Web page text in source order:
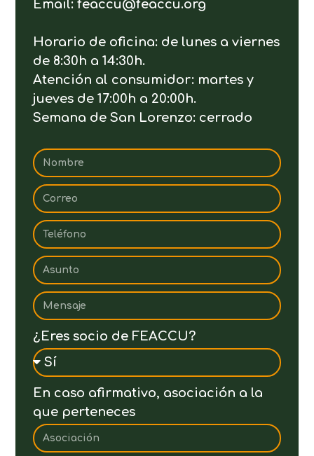
Email: feaccu@feaccu.org
Horario de oficina: de lunes a viernes
de 8:30h a 14:30h.
Atención al consumidor: martes y
jueves de 17:00h a 20:00h.
Semana de San Lorenzo: cerrado
¿Eres socio de FEACCU?
En caso afirmativo, asociación a la
que perteneces